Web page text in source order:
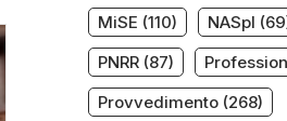
MiSE (110) NASpI
PNRR(87)
Provvedimento(268)